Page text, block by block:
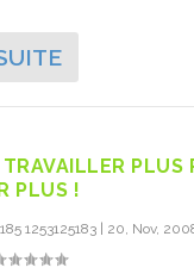
PLUS
PLUS !
1253125183 20, Nov,